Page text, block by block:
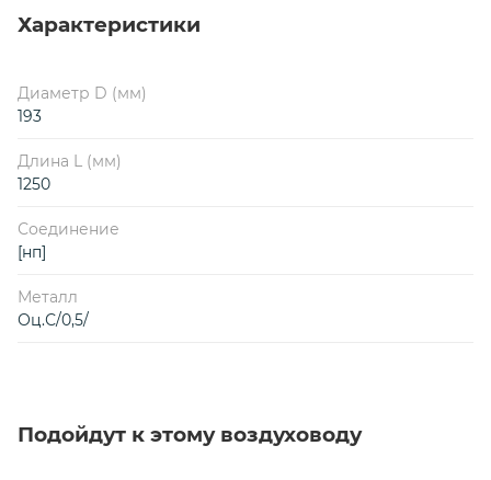
Характеристики
Диаметр D (мм)
193
Длина L (мм)
1250
Соединение
[нп]
Металл
Оц.С/0,5/
Подойдут к этому воздуховоду